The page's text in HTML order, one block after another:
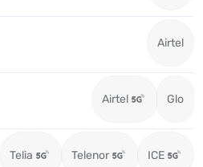
Airtel
Airtel Glo
Telia Telenor ICE